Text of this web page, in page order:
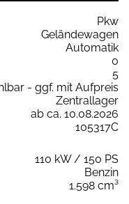
Pkw
Geländewagen
Automatik
0
5
- ggf. mit Aufpreis
Zentrallager
ab ca. 10.08.2026
105317C
110 kW / 150 PS
Benzin
1.598 cm³